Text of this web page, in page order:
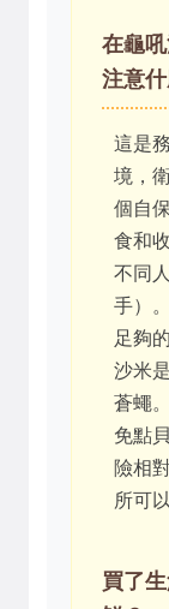
在龜
注意什
這是
境，
個自
食和
不同
手）
足夠
沙米
蒼蠅
免點
險相
所可
買了